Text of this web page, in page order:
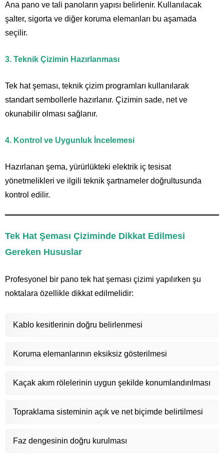
Ana pano ve tali panoların yapısı belirlenir. Kullanılacak
şalter, sigorta ve diğer koruma elemanları bu aşamada
seçilir.
3. Teknik Çizimin Hazırlanması
Tek hat şeması, teknik çizim programları kullanılarak
standart sembollerle hazırlanır. Çizimin sade, net ve
okunabilir olması sağlanır.
4. Kontrol ve Uygunluk İncelemesi
Hazırlanan şema, yürürlükteki elektrik iç tesisat
yönetmelikleri ve ilgili teknik şartnameler doğrultusunda
kontrol edilir.
Tek Hat Şeması Çiziminde Dikkat Edilmesi
Gereken Hususlar
Profesyonel bir pano tek hat şeması çizimi yapılırken şu
noktalara özellikle dikkat edilmelidir:
Kablo kesitlerinin doğru belirlenmesi
Koruma elemanlarının eksiksiz gösterilmesi
Kaçak akım rölelerinin uygun şekilde konumlandırılması
Topraklama sisteminin açık ve net biçimde belirtilmesi
Faz dengesinin doğru kurulması